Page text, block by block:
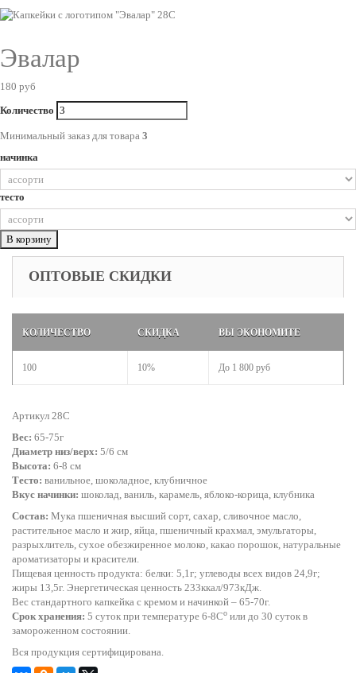
Эвалар
180 руб
Количество
Минимальный заказ для товара 3
начинка
тесто
В корзину
ОПТОВЫЕ СКИДКИ
КОЛИЧЕСТВО СКИДКА ВЫ ЭКОНОМИТЕ
100 10% До 1 800 руб
Артикул 28C
Вес: 65-75г
Диаметр низ/верх: 5/6 см
Высота: 6-8 см
Тесто: ванильное, шоколадное, клубничное
Вкус начинки: шоколад, ваниль, карамель, яблоко-корица, клубника
Состав: Мука пшеничная высший сорт, сахар, сливочное масло,
растительное масло и жир, яйца, пшеничный крахмал, эмульгаторы,
разрыхлитель, сухое обезжиренное молоко, какао порошок, натуральные
ароматизаторы и красители.
Пищевая ценность продукта: белки: 5,1г; углеводы всех видов 24,9г;
жиры 13,5г. Энергетическая ценность 233ккал/973кДж.
Вес стандартного капкейка с кремом и начинкой – 65-70г.
Срок хранения: 5 суток при температуре 6-8Сo или до 30 суток в
замороженном состоянии.
Вся продукция сертифицирована.